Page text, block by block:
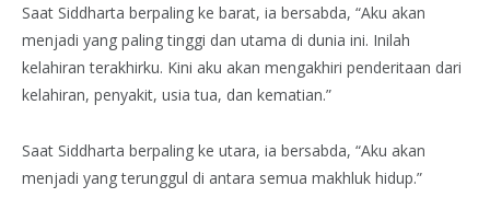
Saat Siddharta berpaling ke barat, ia bersabda, “Aku akan
menjadi yang paling tinggi dan utama di dunia ini. Inilah
kelahiran terakhirku. Kini aku akan mengakhiri penderitaan dari
kelahiran, penyakit, usia tua, dan kematian.”
Saat Siddharta berpaling ke utara, ia bersabda, “Aku akan
menjadi yang terunggul di antara semua makhluk hidup.”